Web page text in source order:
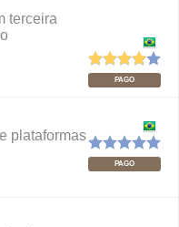
terceira
PAGO
plataformas
PAGO